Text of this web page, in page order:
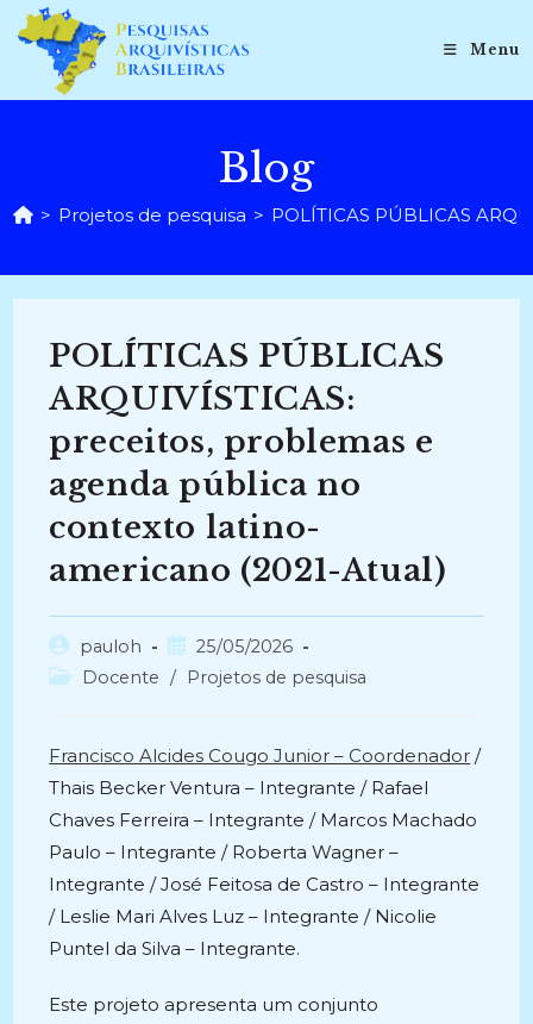
para
conteúdo
Menu
Blog
> Projetos de pesquisa > POLÍTICAS PÚBLICAS
POLÍTICAS PÚBLICAS
ARQUIVÍSTICAS:
preceitos, problemas e
agenda pública no
contexto latino-
americano (2021-Atual)
Autor
do
pauloh
Post
publicado:
25/05/2026
Categoria
Docente / Projetos de pesquisa
Francisco Alcides Cougo Junior – Coordenador /
Thais Becker Ventura – Integrante / Rafael
Chaves Ferreira – Integrante / Marcos Machado
Paulo – Integrante / Roberta Wagner –
Integrante / José Feitosa de Castro – Integrante
/ Leslie Mari Alves Luz – Integrante / Nicolie
Puntel da Silva – Integrante.
Este projeto apresenta um conjunto